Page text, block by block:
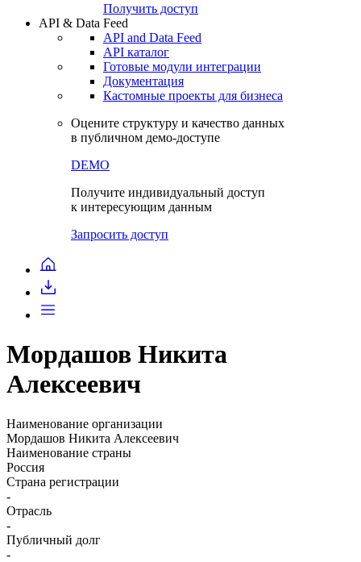
Получить доступ
API & Data Feed
API and Data Feed
API каталог
Готовые модули интеграции
Документация
Кастомные проекты для бизнеса
Оцените структуру и качество данных
в публичном демо-доступе
DEMO
Получите индивидуальный доступ
к интересующим данным
Запросить доступ
Мордашов Никита
Алексеевич
Наименование организации
Мордашов Никита Алексеевич
Наименование страны
Россия
Страна регистрации
-
Отрасль
-
Публичный долг
-